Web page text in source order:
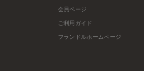
会員ページ
ご利用ガイド
フランドルホームページ